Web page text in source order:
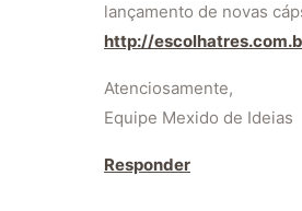
lançamento de novas
http://
Atenciosamente,
Equipe Mexido de Ideias
Responder